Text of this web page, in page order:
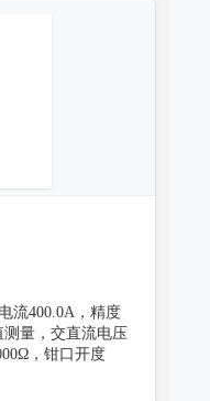
流400.0A，精度
测量，交直流电压
，钳口开度